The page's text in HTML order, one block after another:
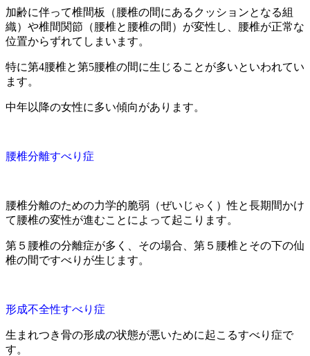
加齢に伴って椎間板（腰椎の間にあるクッションとなる組
織）や椎間関節（腰椎と腰椎の間）が変性し、腰椎が正常な
位置からずれてしまいます。
特に第4腰椎と第5腰椎の間に生じることが多いといわれてい
ます。
中年以降の女性に多い傾向があります。
腰椎分離すべり症
腰椎分離のための力学的脆弱（ぜいじゃく）性と長期間かけ
て腰椎の変性が進むことによって起こります。
第５腰椎の分離症が多く、その場合、第５腰椎とその下の仙
椎の間ですべりが生じます。
形成不全性すべり症
生まれつき骨の形成の状態が悪いために起こるすべり症で
す。